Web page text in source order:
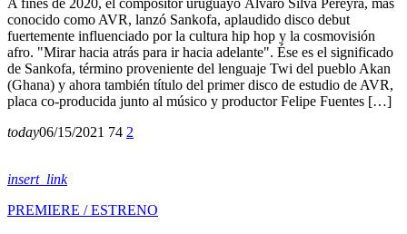
conocido como AVR, lanzó Sankofa, aplaudido disco debut
fuertemente influenciado por la cultura hip hop y la cosmovisión
afro. "Mirar hacia atrás para ir hacia adelante". Ése es el significado
de Sankofa, término proveniente del lenguaje Twi del pueblo Akan
(Ghana) y ahora también título del primer disco de estudio de AVR,
placa co-producida junto al músico y productor Felipe Fuentes […]
today06/15/2021 74 2
insert_link
PREMIERE / ESTRENO